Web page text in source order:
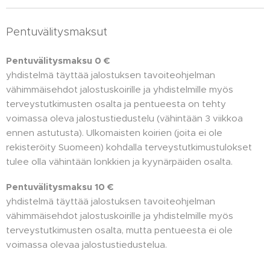
Pentuvälitysmaksut
Pentuvälitysmaksu 0 €
yhdistelmä täyttää jalostuksen tavoiteohjelman
vähimmäisehdot jalostuskoirille ja yhdistelmille myös
terveystutkimusten osalta ja pentueesta on tehty
voimassa oleva jalostustiedustelu (vähintään 3 viikkoa
ennen astutusta). Ulkomaisten koirien (joita ei ole
rekisteröity Suomeen) kohdalla terveystutkimustulokset
tulee olla vähintään lonkkien ja kyynärpäiden osalta.
Pentuvälitysmaksu 10 €
yhdistelmä täyttää jalostuksen tavoiteohjelman
vähimmäisehdot jalostuskoirille ja yhdistelmille myös
terveystutkimusten osalta, mutta pentueesta ei ole
voimassa olevaa jalostustiedustelua.